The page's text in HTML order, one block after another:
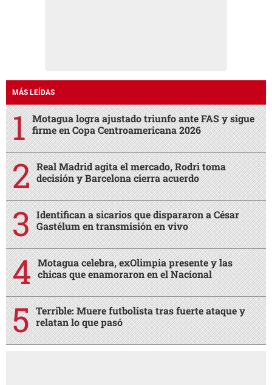
MÁS LEÍDAS
Motagua logra ajustado triunfo ante FAS y sigue
firme en Copa Centroamericana 2026
Real Madrid agita el mercado, Rodri toma
decisión y Barcelona cierra acuerdo
Identifican a sicarios que dispararon a César
Gastélum en transmisión en vivo
Motagua celebra, exOlimpia presente y las
chicas que enamoraron en el Nacional
Terrible: Muere futbolista tras fuerte ataque y
relatan lo que pasó